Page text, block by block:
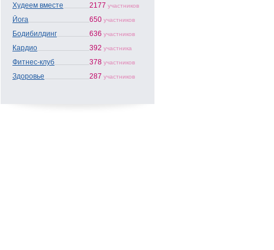
Худеем вместе 2177 участников
Йога 650 участников
Бодибилдинг 636 участников
Кардио 392 участника
Фитнес-клуб 378 участников
Здоровье 287 участников